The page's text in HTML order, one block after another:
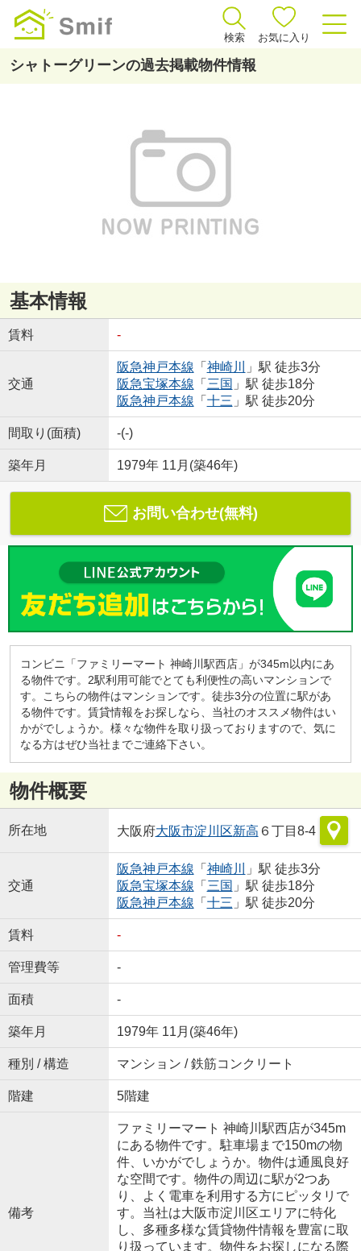
検索 お気に入り
シャトーグリーンの過去掲載物件情報
基本情報
賃料 -
交通
阪急神戸本線 「 神崎川
」駅 徒歩3分
阪急宝塚本線 「 三国 」駅 徒歩18分
阪急神戸本線 「 十三 」駅 徒歩20分
間取り(面積) -(-)
築年月 1979年 11月(築46年)
お問い合わせ(無料)
コンビニ「ファミリーマート 神崎川駅西店」が345m以内にあ
る物件です。2駅利用可能でとても利便性の高いマンションで
す。こちらの物件はマンションです。徒歩3分の位置に駅があ
る物件です。賃貸情報をお探しなら、当社のオススメ物件はい
かがでしょうか。様々な物件を取り扱っておりますので、気に
なる方はぜひ当社までご連絡下さい。
物件概要
所在地 大阪府大阪市淀川区新高 ６丁目8-4
交通
阪急神戸本線 「 神崎川
」駅 徒歩3分
阪急宝塚本線 「 三国 」駅 徒歩18分
阪急神戸本線 「 十三 」駅 徒歩20分
賃料 -
管理費等 -
面積 -
築年月 1979年 11月(築46年)
種別 / 構造 マンション / 鉄筋コンクリート
階建 5階建
備考
ファミリーマート 神崎川駅西店が345m
にある物件です。駐車場まで150mの物
件、いかがでしょうか。物件は通風良好
な空間です。物件の周辺に駅が2つあ
り、よく電車を利用する方にピッタリで
す。当社は大阪市淀川区エリアに特化
し、多種多様な賃貸物件情報を豊富に取
り扱っています。物件をお探しになる際